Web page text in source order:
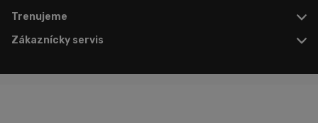
Trenujeme
Zákaznícky servis